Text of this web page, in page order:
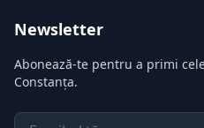
Newsletter
Abonează-te pentru a primi
Constanța.
Email